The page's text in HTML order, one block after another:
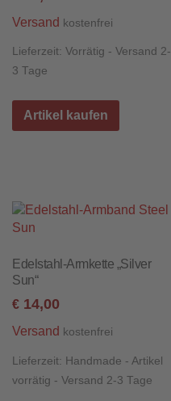
Versand kostenfrei
Lieferzeit: Vorrätig - Versand 2-
3 Tage
Artikel kaufen
Edelstahl-Armkette „Silver
Sun“
€ 14,00
Versand kostenfrei
Lieferzeit: Handmade - Artikel
vorrätig - Versand 2-3 Tage